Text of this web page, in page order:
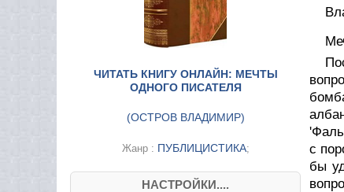
ЧИТАТЬ КНИГУ ОНЛАЙН: МЕЧТЫ
ОДНОГО ПИСАТЕЛЯ
(ОСТРОВ ВЛАДИМИР)
Жанр : ПУБЛИЦИСТИКА;
НАСТРОЙКИ....
с
бы